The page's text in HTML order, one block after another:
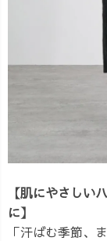
【肌にやさしい
に】
「汗ばむ季節、